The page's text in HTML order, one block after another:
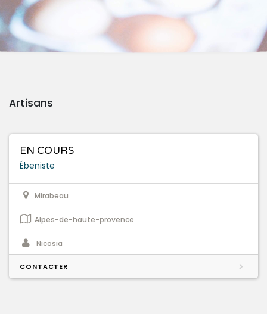
Artisans
EN COURS
Ébeniste
Mirabeau
Alpes-de-haute-provence
Nicosia
CONTACTER